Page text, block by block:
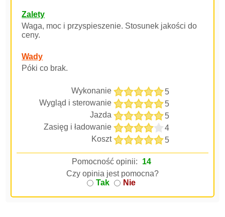
Zalety
Waga, moc i przyspieszenie. Stosunek jakości do
ceny.
Wady
Póki co brak.
Wykonanie
5
Wygląd i sterowanie
5
Jazda
5
Zasięg i ładowanie
4
Koszt
5
Pomocność opinii:
14
Czy opinia jest pomocna?
Tak
Nie